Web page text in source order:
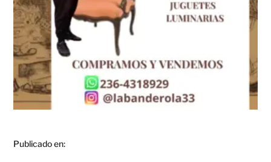
Publicado en: